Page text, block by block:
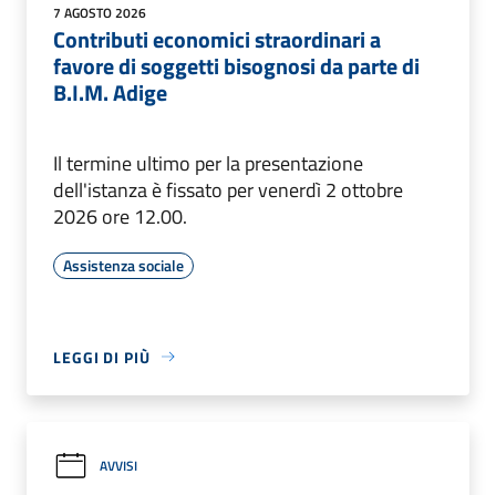
7 AGOSTO 2026
Contributi economici straordinari a
favore di soggetti bisognosi da parte di
B.I.M. Adige
Il termine ultimo per la presentazione
dell'istanza è fissato per venerdì 2 ottobre
2026 ore 12.00.
Assistenza sociale
LEGGI DI PIÙ
AVVISI